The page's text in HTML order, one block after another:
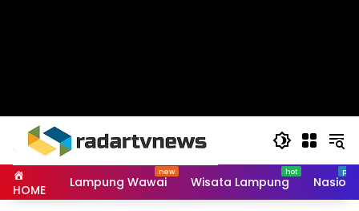
HOME Lampung Wawai Wisata Lampung